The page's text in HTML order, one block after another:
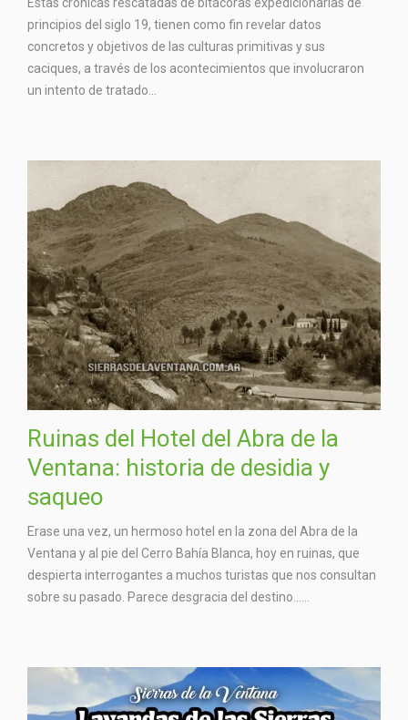
principios del siglo 19, tienen como fin revelar datos
concretos y objetivos de las culturas primitivas y sus
caciques, a través de los acontecimientos que involucraron
un intento de tratado...
Ruinas del Hotel del Abra de la
Ventana: historia de desidia y
saqueo
Erase una vez, un hermoso hotel en la zona del Abra de la
Ventana y al pie del Cerro Bahía Blanca, hoy en ruinas, que
despierta interrogantes a muchos turistas que nos consultan
sobre su pasado. Parece desgracia del destino…...